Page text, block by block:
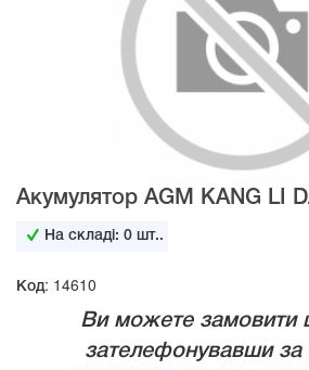
Акумулятор AGM KANG LI
На складі:0 шт..
Код: 14610
Ви можете замовити
зателефонувавши